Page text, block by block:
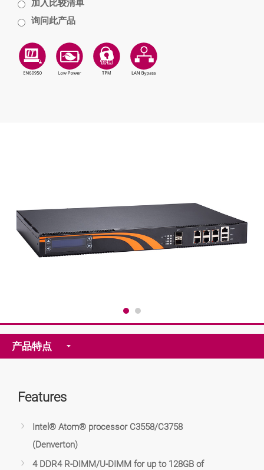
加入比较清单
询问此产品
产品特点
Features
Intel® Atom® processor C3558/C3758
(Denverton)
4 DDR4 R-DIMM/U-DIMM for up to 128GB of